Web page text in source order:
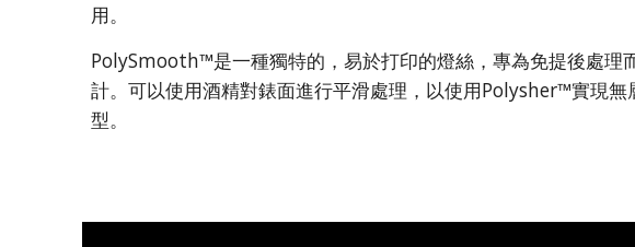
用。
PolySmooth™是一種獨特的，易於打印的燈絲，專為免提後處理
計。可以使用酒精對錶面進行平滑處理，以使用Polysher™實現無
型。